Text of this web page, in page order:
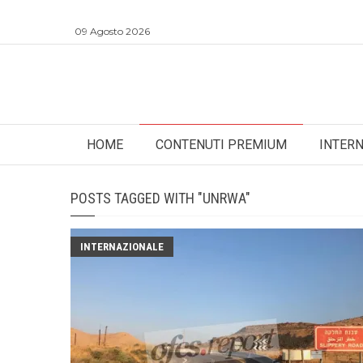
09 Agosto 2026
HOME CONTENUTI PREMIUM
POSTS TAGGED WITH "UNRWA"
INTERNAZIONALE